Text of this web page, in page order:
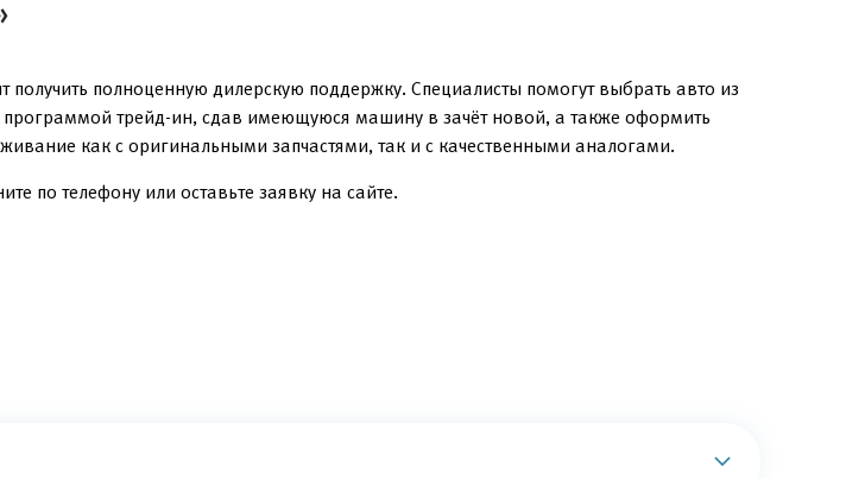
полноценную дилерскую поддержку. Специалисты помогут выбрать авто из
программой трейд-ин, сдав имеющуюся машину в зачёт новой, а также оформить
как с оригинальными запчастями, так и с качественными аналогами.
по телефону или оставьте заявку на сайте.